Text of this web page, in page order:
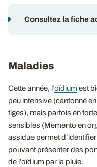
Consultez la fiche
Maladies
Cette année, l’oïdium est
peu intensive (cantonné
tiges), mais parfois en
sensibles (Memento en
assidue permet
pouvant présenter des
de l’oïdium par la pluie.